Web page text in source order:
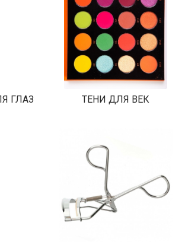
ГЛАЗ ТЕНИ ДЛЯ ВЕК